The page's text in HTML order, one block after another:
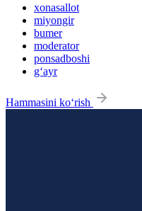
xonasallot
miyongir
bumer
moderator
ponsadboshi
g‘ayr
Hammasini ko‘rish